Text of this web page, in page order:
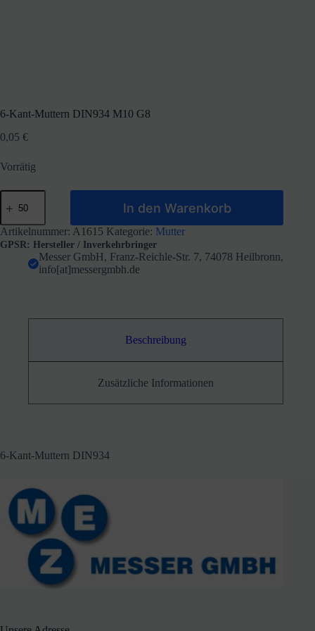
6-Kant-Muttern DIN934 M10 G8
0,05 €
Vorrätig
6-
Kant-
DIN934
M10
Menge
In den Warenkorb
Artikelnummer: A1615 Kategorie: Mutter
GPSR: Hersteller / Inverkehrbringer
Messer GmbH, Franz-Reichle-Str. 7, 74078 Heilbronn,
info[at]messergmbh.de
Beschreibung
Zusätzliche Informationen
6-Kant-Muttern DIN934